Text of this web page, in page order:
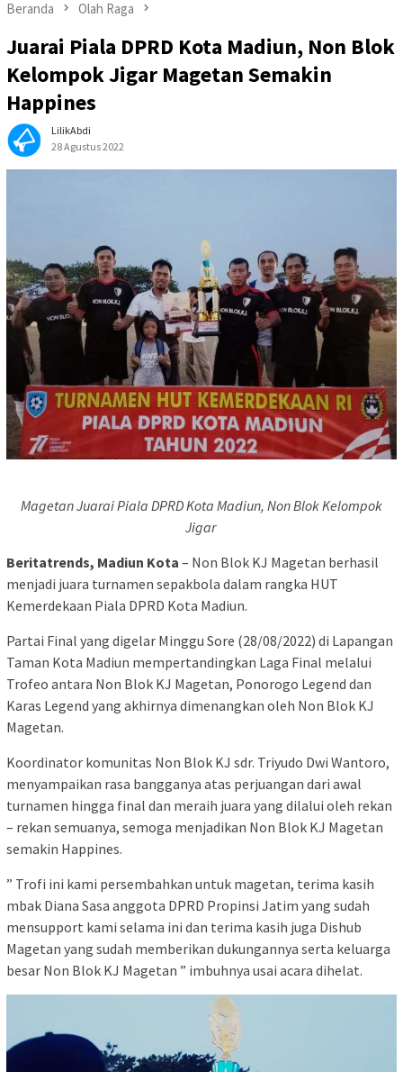
Beranda Olah Raga
Juarai Piala DPRD Kota Madiun, Non Blok
Kelompok Jigar Magetan Semakin
Happines
LilikAbdi
28 Agustus 2022
Magetan Juarai Piala DPRD Kota Madiun, Non Blok Kelompok
Jigar
Beritatrends, Madiun Kota – Non Blok KJ Magetan berhasil
menjadi juara turnamen sepakbola dalam rangka HUT
Kemerdekaan Piala DPRD Kota Madiun.
Partai Final yang digelar Minggu Sore (28/08/2022) di Lapangan
Taman Kota Madiun mempertandingkan Laga Final melalui
Trofeo antara Non Blok KJ Magetan, Ponorogo Legend dan
Karas Legend yang akhirnya dimenangkan oleh Non Blok KJ
Magetan.
Koordinator komunitas Non Blok KJ sdr. Triyudo Dwi Wantoro,
menyampaikan rasa bangganya atas perjuangan dari awal
turnamen hingga final dan meraih juara yang dilalui oleh rekan
– rekan semuanya, semoga menjadikan Non Blok KJ Magetan
semakin Happines.
” Trofi ini kami persembahkan untuk magetan, terima kasih
mbak Diana Sasa anggota DPRD Propinsi Jatim yang sudah
mensupport kami selama ini dan terima kasih juga Dishub
Magetan yang sudah memberikan dukungannya serta keluarga
besar Non Blok KJ Magetan ” imbuhnya usai acara dihelat.